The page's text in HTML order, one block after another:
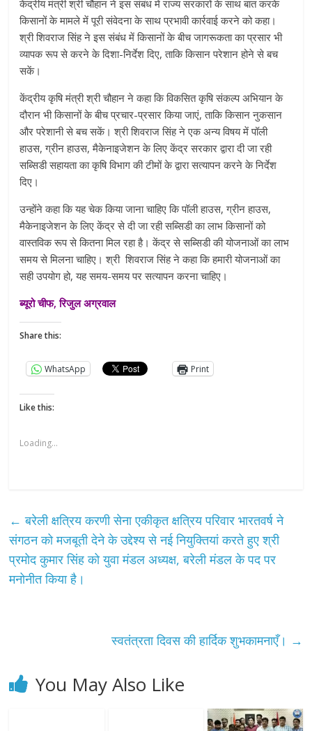
केंद्रीय मंत्री श्री चौहान ने इस संबंध में राज्य सरकारों के साथ बात करके
किसानों के मामले में पूरी संवेदना के साथ प्रभावी कार्रवाई करने को कहा।
श्री शिवराज सिंह ने इस संबंध में किसानों के बीच जागरूकता का प्रसार भी
व्यापक रूप से करने के दिशा-निर्देश दिए, ताकि किसान परेशान होने से बच
सकें।
केंद्रीय कृषि मंत्री श्री चौहान ने कहा कि विकसित कृषि संकल्प अभियान के
दौरान भी किसानों के बीच प्रचार-प्रसार किया जाएं, ताकि किसान नुकसान
और परेशानी से बच सकें। श्री शिवराज सिंह ने एक अन्य विषय में पॉली
हाउस, ग्रीन हाउस, मैकेनाइजेशन के लिए केंद्र सरकार द्वारा दी जा रही
सब्सिडी सहायता का कृषि विभाग की टीमों के द्वारा सत्यापन करने के निर्देश
दिए।
उन्होंने कहा कि यह चेक किया जाना चाहिए कि पॉली हाउस, ग्रीन हाउस,
मैकेनाइजेशन के लिए केंद्र से दी जा रही सब्सिडी का लाभ किसानों को
वास्तविक रूप से कितना मिल रहा है। केंद्र से सब्सिडी की योजनाओं का लाभ
समय से मिलना चाहिए। श्री शिवराज सिंह ने कहा कि हमारी योजनाओं का
सही उपयोग हो, यह समय-समय पर सत्यापन करना चाहिए।
ब्यूरो चीफ, रिजुल अग्रवाल
Share this:
WhatsApp Print
Like this:
Loading...
← बरेली क्षत्रिय करणी सेना एकीकृत क्षत्रिय परिवार भारतवर्ष ने
संगठन को मजबूती देने के उद्देश्य से नई नियुक्तियां करते हुए श्री
प्रमोद कुमार सिंह को युवा मंडल अध्यक्ष, बरेली मंडल के पद पर
मनोनीत किया है।
स्वतंत्रता दिवस की हार्दिक शुभकामनाएँ। →
You May Also Like